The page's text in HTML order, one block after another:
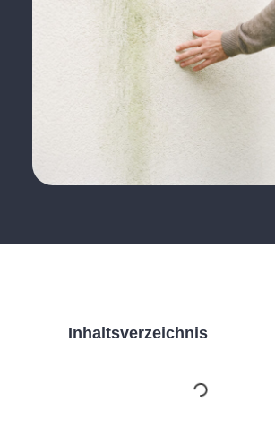
Inhaltsverzeichnis